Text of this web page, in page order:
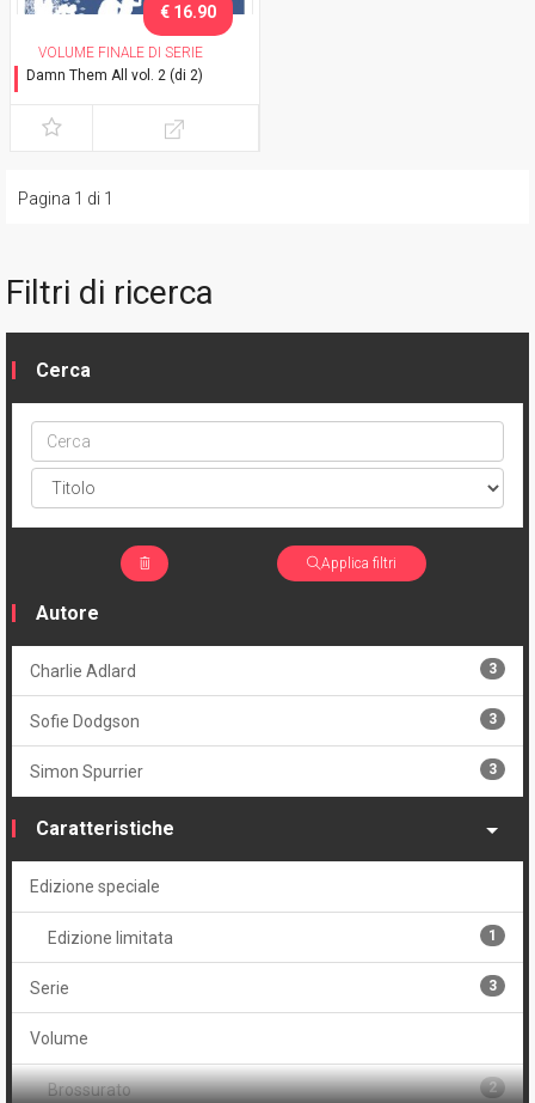
VOLUME FINALE DI SERIE
Damn Them All vol. 2 (di 2)
€ 16.90
Pagina 1 di 1
Filtri di ricerca
Cerca
Cerca
ptype
Applica filtri
Autore
Charlie Adlard 3
Sofie Dodgson 3
Simon Spurrier 3
Caratteristiche
Edizione speciale
Edizione limitata 1
Serie 3
Volume
Brossurato 2